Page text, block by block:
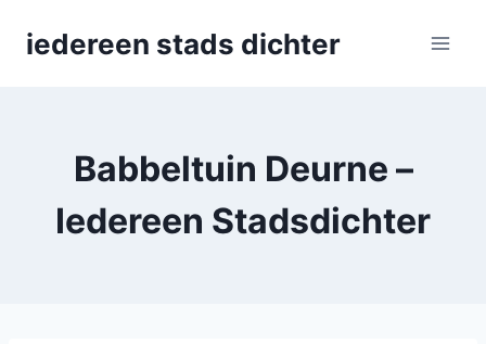
iedereen stads dichter
Babbeltuin Deurne –
Iedereen Stadsdichter